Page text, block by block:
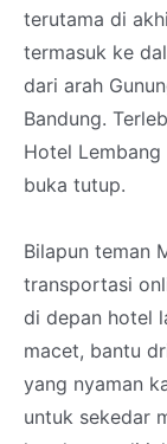
terutama di
termasuk ke
dari arah
Bandung.
Hotel
buka tutup.
Bilapun teman
transportasi
di depan hotel
macet, bantu
yang nyaman
untuk sekedar